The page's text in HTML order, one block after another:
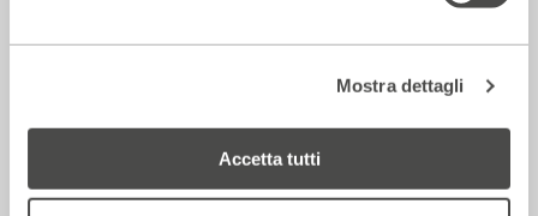
Mostra dettagli
Accetta tutti